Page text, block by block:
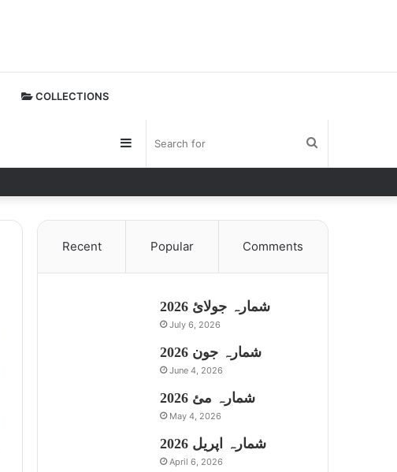
COLLECTIONS
Sidebar
Recent Popular Comments
شمارہ جولائ 2026
July 6, 2026
شمارہ جون 2026
June 4, 2026
شمارہ مئ 2026
May 4, 2026
شمارہ اپریل 2026
April 6, 2026